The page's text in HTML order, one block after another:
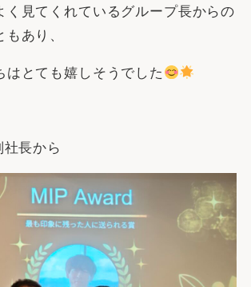
く見てくれているグループ長からの
あり、
はとても嬉しそうでした
長から